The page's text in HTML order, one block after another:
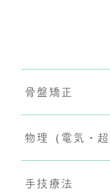
骨盤矯正
物理（電気・
手技療法